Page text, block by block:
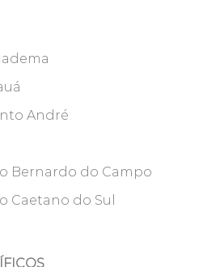
André
Bernardo do Campo
Caetano do Sul